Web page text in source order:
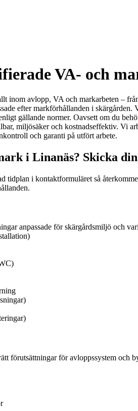
VA- och
inom avlopp, VA och markarbeten –
efter markförhållanden i
gällande normer. Oavsett om du
miljösäker och kostnadseffektiv. Vi
och garanti på utfört arbete.
i Linanäs? Skicka
tidplan i kontaktformuläret så
anpassade för skärgårdsmiljö och
förutsättningar för avloppssystem och